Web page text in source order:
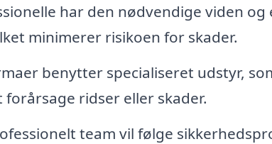
har den nødvendige viden
minimerer risikoen for skader.
benytter specialiseret udstyr,
ridser eller skader.
team vil følge